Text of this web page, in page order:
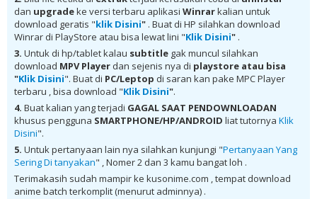
BD Batch Subtitle Indonesia animeindo, Denpa-teki na Kanojo BD
Batch Subtitle Indonesia samehadaku , donwload anime Denpa-teki
na Kanojo BD Batch Subtitle Indonesia batch , donwload Denpa-teki
na Kanojo BD Batch Subtitle Indonesia sub indo, download Denpa-teki
na Kanojo BD Batch Subtitle Indonesia batch google drive, download
Denpa-teki na Kanojo BD Batch Subtitle Indonesia batch Mega ,
donwload Denpa-teki na Kanojo BD Batch Subtitle Indonesia MKV 480P
, donwload Denpa-teki na Kanojo BD Batch Subtitle Indonesia MKV
720P , donwload Denpa-teki na Kanojo BD Batch Subtitle Indonesia ,
donwload Denpa-teki na Kanojo BD Batch Subtitle Indonesia anime
batch, donwload Denpa-teki na Kanojo BD Batch Subtitle Indonesia
sub indo, donwload Denpa-teki na Kanojo BD Batch Subtitle Indonesia
, donwload Denpa-teki na Kanojo BD Batch Subtitle Indonesia batch
sub indo , download anime Denpa-teki na Kanojo BD Batch Subtitle
Indonesia , anime Denpa-teki na Kanojo BD Batch Subtitle Indonesia ,
download anime mp4 , mkv , 3gp sub indo , download anime sub indo ,
download anime sub indo Denpa-teki na Kanojo BD Batch Subtitle
Indonesia
dan upgradeke versi terbaru aplikasi Winrarkalian untuk
download geratis "klik Disini" . Buat di HP silahkan download
Winrar di PlayStore atau bisa lewat lini "Klik Disini" .
3. Untuk di hp/tablet kalau subtitle gak muncul silahkan
download MPV Player dan sejenis nya di playstore atau bisa
"Klik Disini". Buat di PC/Leptop di saran kan pake MPC Player
terbaru , bisa download "Klik Disini".
4. Buat kalian yang terjadi GAGAL SAAT PENDOWNLOADAN
khusus pengguna SMARTPHONE/HP/ANDROID liat tutornya Klik
Disini".
5. Untuk pertanyaan lain nya silahkan kunjungi "Pertanyaan Yang
Sering Di tanyakan" , Nomer 2 dan 3 kamu bangat loh .
Terimakasih sudah mampir ke kusonime.com , tempat download
anime batch terkomplit (menurut adminnya) .